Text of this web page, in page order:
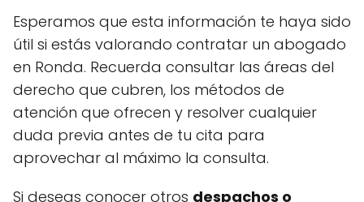
Esperamos que esta información te haya sido
útil si estás valorando contratar un abogado
en Ronda. Recuerda consultar las áreas del
derecho que cubren, los métodos de
atención que ofrecen y resolver cualquier
duda previa antes de tu cita para
aprovechar al máximo la consulta.
Si deseas conocer otros despachos o